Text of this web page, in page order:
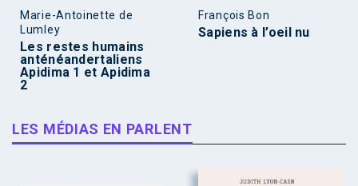
Marie-Antoinette de
Lumley
Les restes humains
anténéandertaliens
Apidima 1 et Apidima
2
François Bon
Sapiens à l’oeil nu
LES MÉDIAS EN PARLENT